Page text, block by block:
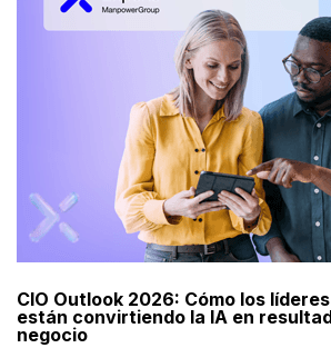
CIO Outlook 2026: Cómo los
están convirtiendo la IA en
negocio